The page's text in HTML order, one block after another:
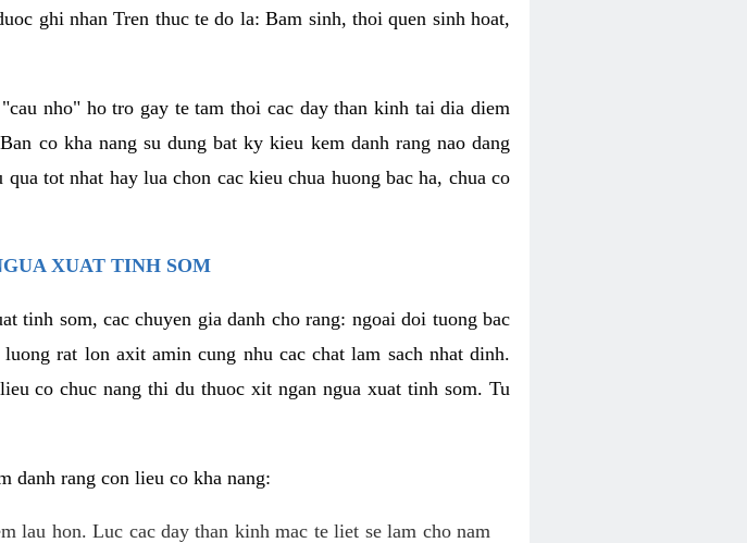
ghi nhan Tren thuc te do la: Bam sinh, thoi quen sinh hoat,
nho" ho tro gay te tam thoi cac day than kinh tai dia diem
co kha nang su dung bat ky kieu kem danh rang nao dang
tot nhat hay lua chon cac kieu chua huong bac ha, chua co
XUAT TINH SOM
tinh som, cac chuyen gia danh cho rang: ngoai doi tuong bac
rat lon axit amin cung nhu cac chat lam sach nhat dinh.
co chuc nang thi du thuoc xit ngan ngua xuat tinh som. Tu
danh rang con lieu co kha nang:
lau hon. Luc cac day than kinh mac te liet se lam cho nam